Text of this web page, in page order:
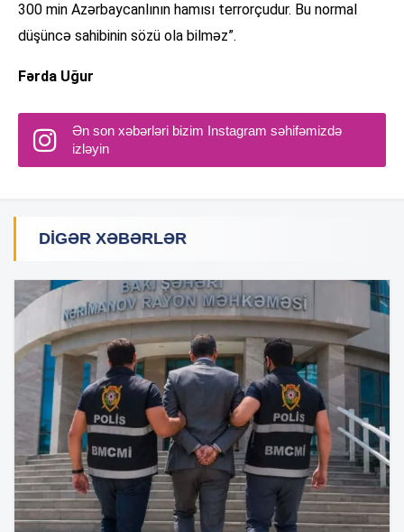
300 min Azərbaycanlının hamısı terrorçudur. Bu normal
düşüncə sahibinin sözü ola bilməz”.
Fərda Uğur
Ən son xəbərləri bizim Instagram səhifəmizdə
izləyin
DIGƏR XƏBƏRLƏR